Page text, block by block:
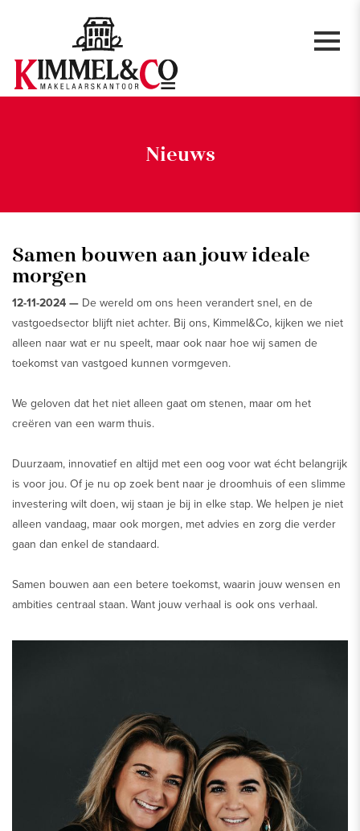
Nieuws
Samen bouwen aan jouw ideale
morgen
12-11-2024 — De wereld om ons heen verandert snel, en de
vastgoedsector blijft niet achter. Bij ons, Kimmel&Co, kijken we niet
alleen naar wat er nu speelt, maar ook naar hoe wij samen de
toekomst van vastgoed kunnen vormgeven.
We geloven dat het niet alleen gaat om stenen, maar om het
creëren van een warm thuis.
Duurzaam, innovatief en altijd met een oog voor wat écht belangrijk
is voor jou. Of je nu op zoek bent naar je droomhuis of een slimme
investering wilt doen, wij staan je bij in elke stap. We helpen je niet
alleen vandaag, maar ook morgen, met advies en zorg die verder
gaan dan enkel de standaard.
Samen bouwen aan een betere toekomst, waarin jouw wensen en
ambities centraal staan. Want jouw verhaal is ook ons verhaal.